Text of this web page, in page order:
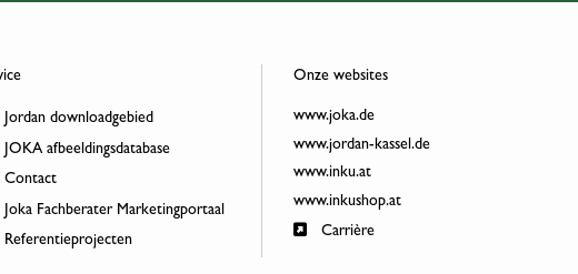
Jordan downloadgebied
JOKA afbeeldingsdatabase
Contact
Joka Fachberater Marketingportaal
Referentieprojecten
Onze websites
www.joka.de
www.jordan-kassel.de
www.inku.at
www.inkushop.at
Carrière